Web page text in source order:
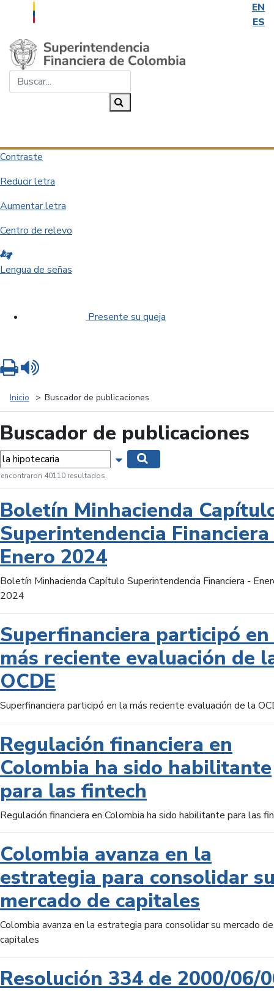
EN
ES
Saltar al contenido principal
Contraste
Reducir letra
Aumentar letra
Centro de relevo
Lengua de señas
Presente su queja
Inicio Buscador de publicaciones
Buscador de publicaciones
Mostrar opciones de búsqueda
encontraron 40110 resultados.
Boletín Minhacienda
Superintendencia
Enero 2024
Boletín Minhacienda Capítulo Superintendencia Financiera -
2024
Superfinanciera participó
más reciente evaluación de
OCDE
Superfinanciera participó en la más reciente evaluación de la
Regulación financiera en
Colombia ha sido habilitante
para las fintech
Regulación financiera en Colombia ha sido habilitante para las
Colombia avanza en la
estrategia para consolidar
mercado de capitales
Colombia avanza en la estrategia para consolidar su mercado de
capitales
Resolución 334 de 2000/06/
Imprimir